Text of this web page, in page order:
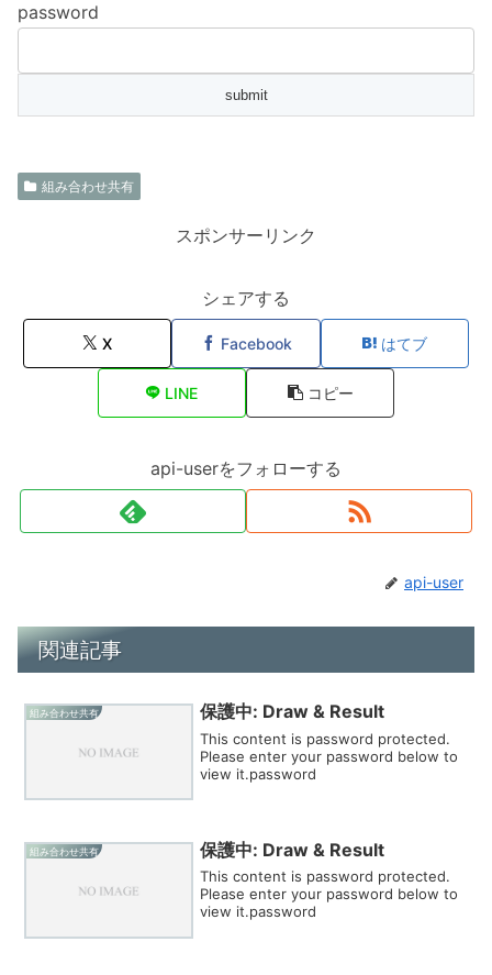
password
組み合わせ共有
スポンサーリンク
シェアする
X Facebook はてブ
LINE コピー
api-userをフォローする
api-user
関連記事
組み合わせ共有 保護中: Draw & Result
This content is password protected.
Please enter your password below to
view it.password
組み合わせ共有 保護中: Draw & Result
This content is password protected.
Please enter your password below to
view it.password